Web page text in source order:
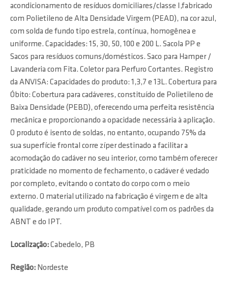
acondicionamento de resíduos domiciliares/classe I,fabricado
com Polietileno de Alta Densidade Virgem (PEAD), na cor azul,
com solda de fundo tipo estrela, contínua, homogênea e
uniforme. Capacidades: 15, 30, 50, 100 e 200 L. Sacola PP e
Sacos para resíduos comuns/domésticos. Saco para Hamper /
Lavanderia com Fita. Coletor para Perfuro Cortantes. Registro
da ANVISA: Capacidades do produto: 1,3,7 e 13L. Cobertura para
Óbito: Cobertura para cadáveres, constituído de Polietileno de
Baixa Densidade (PEBD), oferecendo uma perfeita resistência
mecânica e proporcionando a opacidade necessária à aplicação.
O produto é isento de soldas, no entanto, ocupando 75% da
sua superfície frontal corre zíper destinado a facilitar a
acomodação do cadáver no seu interior, como também oferecer
praticidade no momento de fechamento, o cadáver é vedado
por completo, evitando o contato do corpo com o meio
externo. O material utilizado na fabricação é virgem e de alta
qualidade, gerando um produto compatível com os padrões da
ABNT e do IPT.
Localização:Cabedelo, PB
Região: Nordeste